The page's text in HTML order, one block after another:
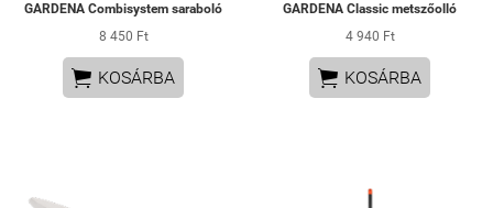
GARDENA Combisystem saraboló
8 450 Ft
 KOSÁRBA
GARDENA Classic metszőolló
4 940 Ft
 KOSÁRBA